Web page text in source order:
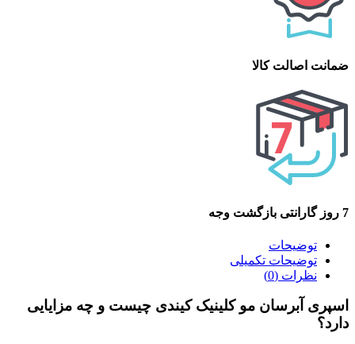
ضمانت اصالت کالا
7 روز گارانتی بازگشت وجه
توضیحات
توضیحات تکمیلی
نظرات (0)
اسپری آبرسان مو کلینیک کیندی چیست و چه مزایایی
دارد؟